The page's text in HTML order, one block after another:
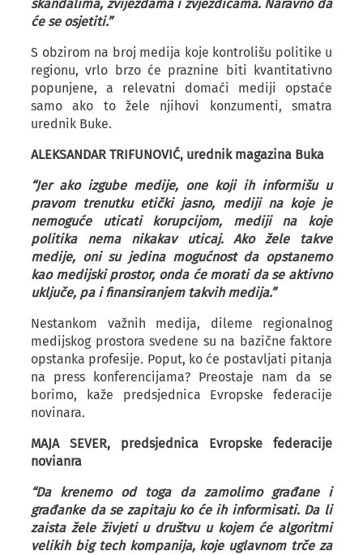
skandalima, zvijezdama i zvjezdicama. Naravno da
će se osjetiti.”
S obzirom na broj medija koje kontrolišu politike u
regionu, vrlo brzo će praznine biti kvantitativno
popunjene, a relevatni domaći mediji opstaće
samo ako to žele njihovi konzumenti, smatra
urednik Buke.
ALEKSANDAR TRIFUNOVIĆ, urednik magazina Buka
“Jer ako izgube medije, one koji ih informišu u
pravom trenutku etički jasno, mediji na koje je
nemoguće uticati korupcijom, mediji na koje
politika nema nikakav uticaj. Ako žele takve
medije, oni su jedina mogućnost da opstanemo
kao medijski prostor, onda će morati da se aktivno
uključe, pa i finansiranjem takvih medija.”
Nestankom važnih medija, dileme regionalnog
medijskog prostora svedene su na bazične faktore
opstanka profesije. Poput, ko će postavljati pitanja
na press konferencijama? Preostaje nam da se
borimo, kaže predsjednica Evropske federacije
novinara.
МАЈА SEVER, predsjednica Evropske federacije
novianra
“Da krenemo od toga da zamolimo građane i
građanke da se zapitaju ko će ih informisati. Da li
zaista žele živjeti u društvu u kojem će algoritmi
velikih big tech kompanija, koje uglavnom trče za